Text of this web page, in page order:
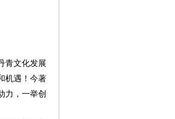
青文化发展
机遇！今著
力，一举创